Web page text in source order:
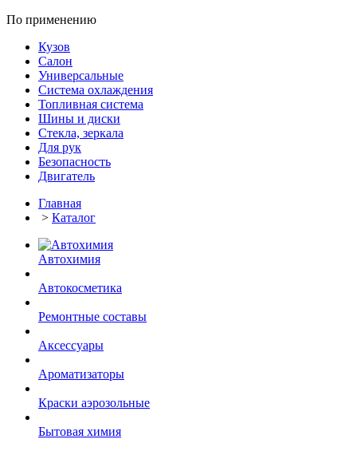
По применению
Кузов
Салон
Универсальные
Система охлаждения
Топливная система
Шины и диски
Стекла, зеркала
Для рук
Безопасность
Двигатель
Главная
> Каталог
Автохимия
Автокосметика
Ремонтные составы
Аксессуары
Ароматизаторы
Краски аэрозольные
Бытовая химия